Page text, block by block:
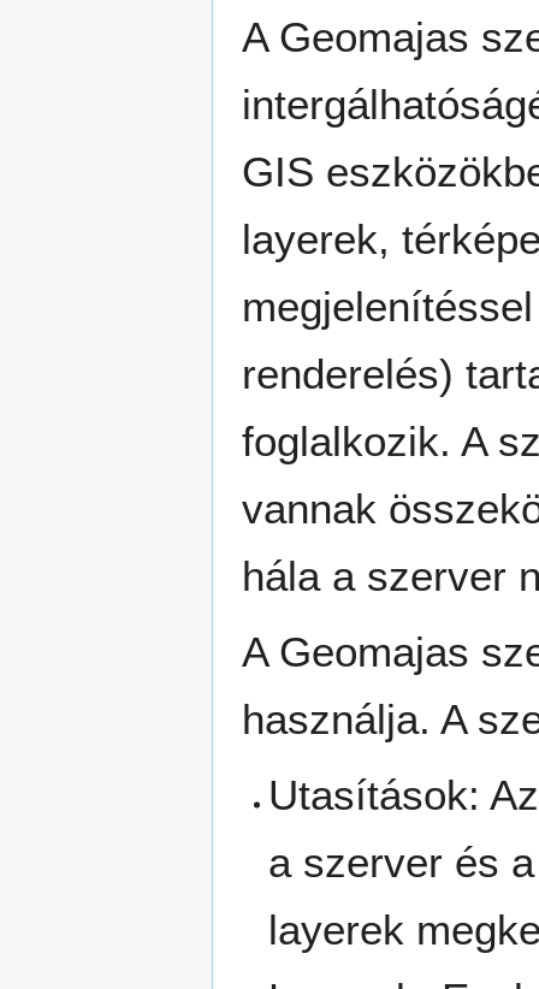
A Geomajas
GIS
layerek,
renderelés)
foglalkozik. A
vannak
hála a szerver
A Geomajas
használja. A
Utasítások:
a szerver és
layerek